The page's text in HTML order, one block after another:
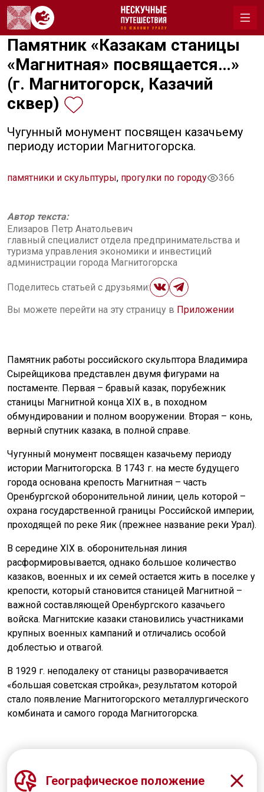
Памятник «Казакам станицы
«Магнитная» посвящается…»
(г. Магнитогорск, Казачий
сквер)
Чугунный монумент посвящен казачьему
периоду истории Магнитогорска.
памятники и скульптуры, прогулки по городу 366
Автор текста:
Елизаров Петр Анатольевич
главный специалист отдела предпринимательства и
туризма управления экономики и инвестиций
администрации города Магнитогорска
Поделитесь статьей с друзьями:
Вы можете перейти на эту страницу в Приложении
Памятник работы российского скульптора Владимира
Сырейщикова представлен двумя фигурами на
постаменте. Первая – бравый казак, порубежник
станицы Магнитной конца XIX в., в походном
обмундировании и полном вооружении. Вторая – конь,
верный спутник казака, в полной справе.
Чугунный монумент посвящен казачьему периоду
истории Магнитогорска. В 1743 г. на месте будущего
города основана крепость Магнитная – часть
Оренбургской оборонительной линии, цель которой –
охрана государственной границы Российской империи,
проходящей по реке Яик (прежнее название реки Урал).
В середине XIX в. оборонительная линия
расформировывается, однако большое количество
казаков, военных и их семей остается жить в поселке у
крепости, который становится станицей Магнитной –
важной составляющей Оренбургского казачьего
войска. Магнитские казаки становились участниками
крупных военных кампаний и отличались особой
доблестью и отвагой.
В 1929 г. неподалеку от станицы разворачивается
«большая советская стройка», результатом которой
стало появление Магнитогорского металлургического
комбината и самого города Магнитогорска.
Географическое положение